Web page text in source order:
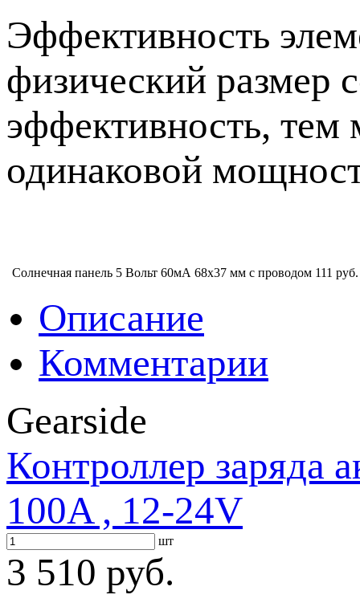
Эффективность
физический размер
эффективность,
одинаковой
Солнечная панель 5 Вольт 60мА 68х37 мм с проводом 111 руб.
Описание
Комментарии
Gearside
Контроллер заряда
100A , 12-24V
шт
3 510 руб.